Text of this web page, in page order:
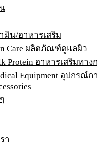
มิน/อาหารเสริม
Care ผลิตภัณฑ์ดูแลผิว
Protein อาหารเสริมทา
Equipment อุปกรณ์ก
า